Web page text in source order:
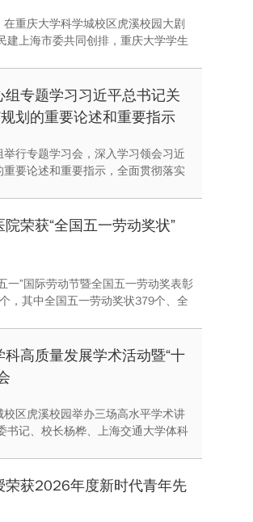
重庆大学科学城校区虎溪校园大剧
建上海市委共同创排，重庆大学学生
专题学习习近平总书记关
划的重要论述和重要指示
行专题学习会，深入学习领会习近
要论述和重要指示，全面贯彻落实
荣获“全国五一劳动奖状”
一”国际劳动节暨全国五一劳动奖表彰
，其中全国五一劳动奖状379个、全
高质量发展学术活动暨“十
区虎溪校园举办三场高水平学术讲
书记、校长杨桦、上海交通大学体科
荣获2026年度新时代青年先